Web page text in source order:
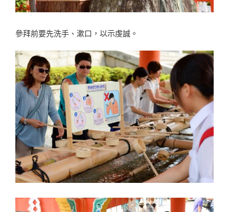
參拜前要先洗手、漱口，以示虔誠。